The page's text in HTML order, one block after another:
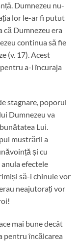
Dumnezeu nu-
lor le-ar fi putut
că Dumnezeu era
continua să fie
(v. 17). Acest
a-i încuraja
stagnare, poporul
Dumnezeu va
Lui.
mustrării a
și cu
efectele
să-i chinuie vor
neajutorați vor
mai bune decât
pentru încălcarea